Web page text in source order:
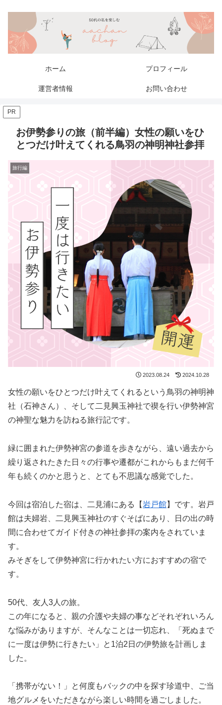
ホーム プロフィール
運営者情報 お問い合わせ
PR
お伊勢参りの旅（前半編）女性の願いをひ
とつだけ叶えてくれる鳥羽の神明神社参拝
旅行編
2023.08.24 2024.10.28
女性の願いをひとつだけ叶えてくれるという鳥羽の神明神
社（石神さん）、そして二見興玉神社で禊を行い伊勢神宮
の神聖な魅力を訪ねる旅行記です。
緑に囲まれた伊勢神宮の参道を歩きながら、遠い過去から
繰り返されたきた日々の行事や遷都がこれからもまだ何千
年も続くのかと思うと、とても不思議な感覚でした。
今回は宿泊した宿は、二見浦にある【岩戸館】です。岩戸
館は夫婦岩、二見興玉神社のすぐそばにあり、日の出の時
間に合わせてガイド付きの神社参拝の案内をされていま
す。
みそぎをして伊勢神宮に行かれたい方におすすめの宿で
す。
50代、友人3人の旅。
この年になると、親の介護や夫婦の事などそれぞれいろん
な悩みがありますが、そんなことは一切忘れ、「死ぬまで
に一度は伊勢に行きたい」と1泊2日の伊勢旅を計画しま
した。
「携帯がない！」と何度もバックの中を探す珍道中、ご当
地グルメをいただきながら楽しい時間を過ごしました。